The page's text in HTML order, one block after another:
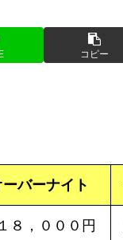
コピー
ーバーナイト
８，０００円